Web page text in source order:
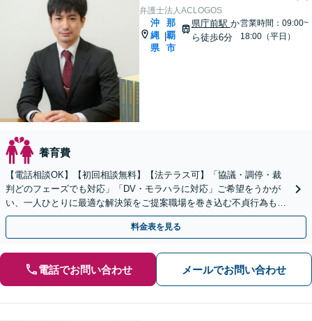
弁護士法人ACLOGOS
沖
縄
県
|
那
覇
市
県庁前駅 か
ら徒歩6分
営業時間：09:00~
18:00（平日）
養育費
【電話相談OK】【初回相談無料】【法テラス可】「協議・調停・裁
判どのフェーズでも対応」「DV・モラハラに対応」ご希望をうかが
い、一人ひとりに最適な解決策をご提案職場を巻き込む不貞行為も円
滑に解決【ビデオ相談】【完全個室対応】駐車場あり
料金表を見る
電話でお問い合わせ メールでお問い合わせ